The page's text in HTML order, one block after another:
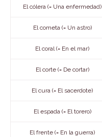
El cólera (= Una enfermedad)
El cometa (= Un astro)
El coral (= En el mar)
El corte (= De cortar)
El cura (= El sacerdote)
El espada (= El torero)
El frente (= En la guerra)